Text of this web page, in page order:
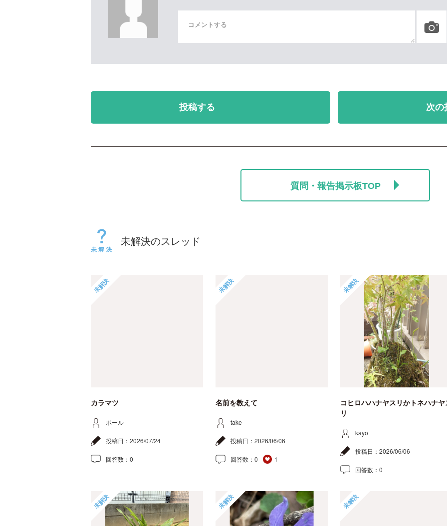
投稿する 次の
質問・報告掲示板TOP
未解決のスレッド
未解決
カラマツ
ポール
投稿日： 2026/07/24
回答数： 0
未解決
名前を教えて
take
投稿日： 2026/06/06
回答数： 0 1
未解決
コヒロハハナヤスリかトネハナヤ
リ
kayo
投稿日： 2026/06/06
回答数： 0
未解決 未解決 未解決